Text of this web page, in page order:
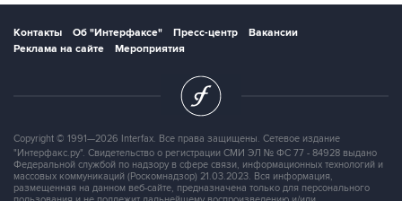
Контакты Об "Интерфаксе" Пресс-центр
Вакансии
Реклама на сайте
Мероприятия
Copyright © 1991—2026 Interfax. Все права защищены. Сетевое издание
"Интерфакс.ру". Свидетельство о регистрации СМИ ЭЛ № ФС 77 - 84928 выдано
Федеральной службой по надзору в сфере связи, информационных технологий и
массовых коммуникаций (Роскомнадзор) 21.03.2023. Вся информация,
размещенная на данном веб-сайте, предназначена только для персонального